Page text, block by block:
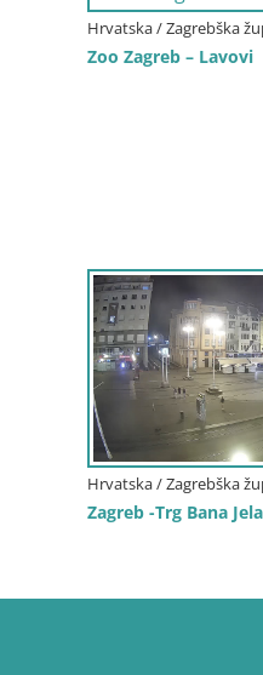
Hrvatska / Zagrebška
Zoo Zagreb – Lavovi
Hrvatska / Zagrebška
Zagreb -Trg Bana